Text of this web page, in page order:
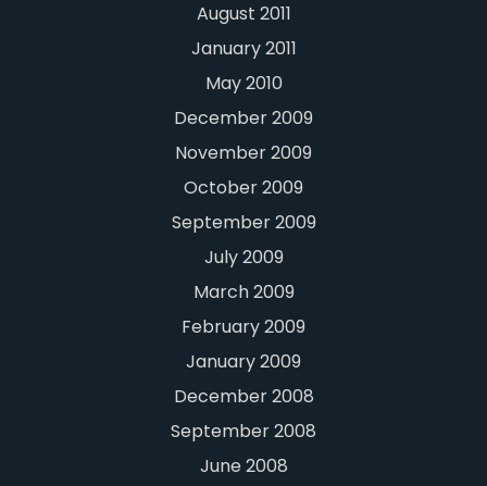
August 2011
January 2011
May 2010
December 2009
November 2009
October 2009
September 2009
July 2009
March 2009
February 2009
January 2009
December 2008
September 2008
June 2008